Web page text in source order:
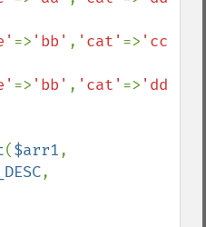
=> 'bb' , 'cat' => 'cc'
=> 'bb' , 'cat' => 'dd'
($arr1,